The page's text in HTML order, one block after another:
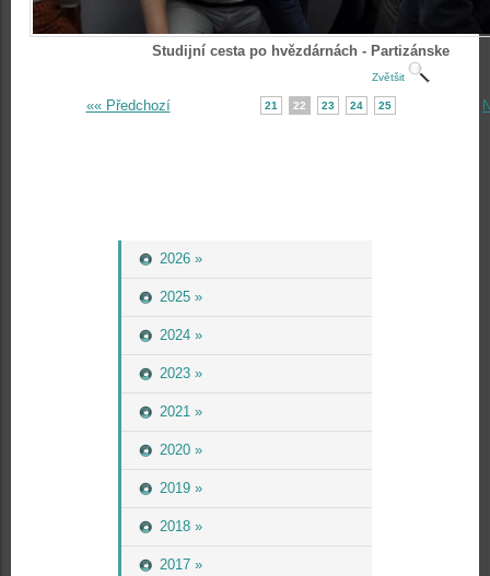
2026 »
2025 »
2024 »
2023 »
2021 »
2020 »
2019 »
2018 »
2017 »
Studijní cesta po hvězdárnách - Partizánske
Zvětšit
«« Předchozí 21 22 23 24 25